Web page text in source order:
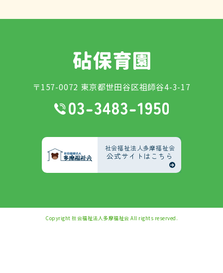
〒157-0072 東京都世田谷区祖師谷4-3-17
社会福祉法人多摩福祉会
公式サイトはこちら
Copyright 社会福祉法人多摩福祉会 All rights reserved.